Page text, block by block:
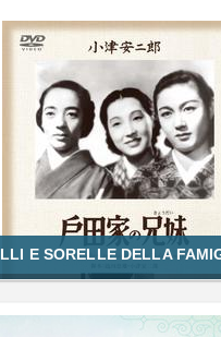
E SORELLE DELLA